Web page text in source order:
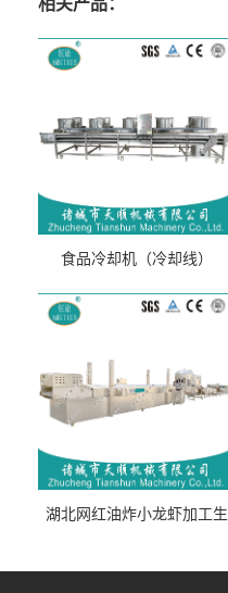
食品冷却机（冷却线）
湖北网红油炸小龙虾加工生
线）